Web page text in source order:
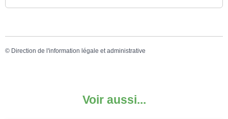
© Direction de l'information légale et administrative
Voir aussi...